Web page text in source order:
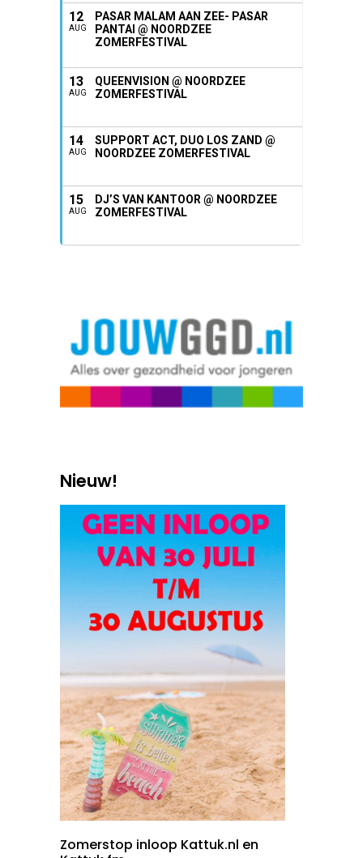
12
AUG
PASAR MALAM AAN ZEE- PASAR
PANTAI @ NOORDZEE
ZOMERFESTIVAL
13
AUG
QUEENVISION @ NOORDZEE
ZOMERFESTIVAL
14
AUG
SUPPORT ACT, DUO LOS ZAND @
NOORDZEE ZOMERFESTIVAL
15
AUG
DJ’S VAN KANTOOR @ NOORDZEE
ZOMERFESTIVAL
Nieuw!
Zomerstop inloop Kattuk.nl en